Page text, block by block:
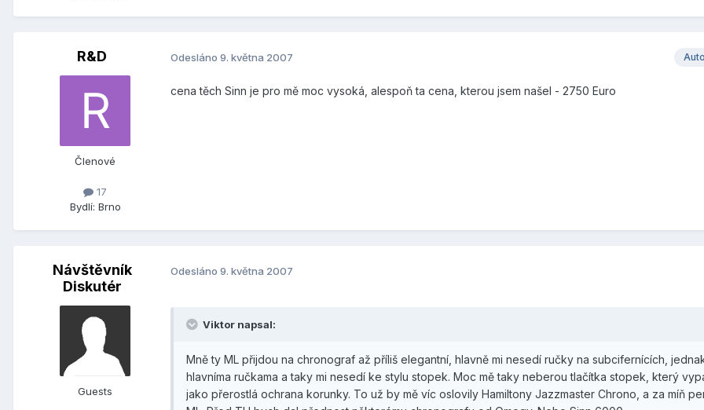
R&D
Členové
17
Bydlí: Brno
Odesláno 9. května 2007
cena těch Sinn je pro mě moc vysoká, alespoň ta cena, kterou jsem našel - 2750 Euro
Návštěvník
Diskutér
Guests
Odesláno 9. května 2007
Viktor napsal:
Mně ty ML přijdou na chronograf až příliš elegantní, hlavně mi nesedí ručky na subcifernících,
hlavníma ručkama a taky mi nesedí ke stylu stopek. Moc mě taky neberou tlačítka stopek, který
jako přerostlá ochrana korunky. To už by mě víc oslovily Hamiltony Jazzmaster Chrono, a za míň